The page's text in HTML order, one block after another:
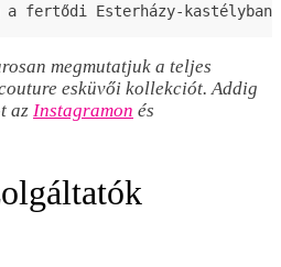
a fertődi Esterházy-kastélyban
megmutatjuk a teljes
esküvői kollekciót. Addig
az Instagramon és